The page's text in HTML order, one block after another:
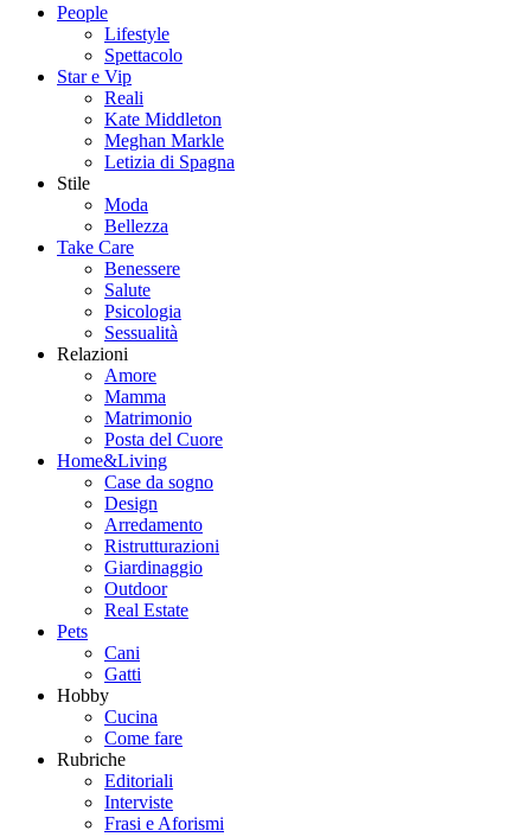
People
Lifestyle
Spettacolo
Star e Vip
Reali
Kate Middleton
Meghan Markle
Letizia di Spagna
Stile
Moda
Bellezza
Take Care
Benessere
Salute
Psicologia
Sessualità
Relazioni
Amore
Mamma
Matrimonio
Posta del Cuore
Home&Living
Case da sogno
Design
Arredamento
Ristrutturazioni
Giardinaggio
Outdoor
Real Estate
Pets
Cani
Gatti
Hobby
Cucina
Come fare
Rubriche
Editoriali
Interviste
Frasi e Aforismi